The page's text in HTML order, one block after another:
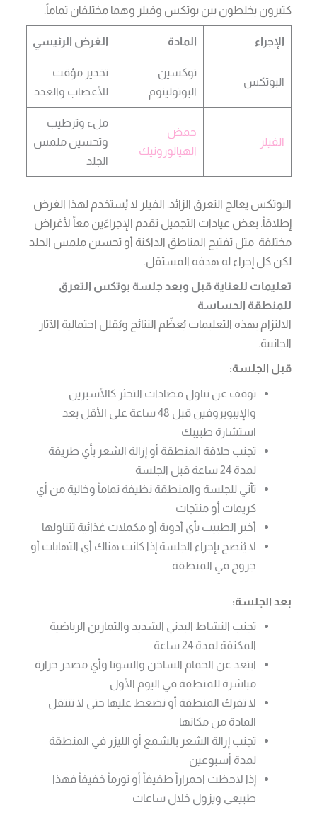
كثيرون يخلطون بين بوتكس وفيلر وهما مختلفان تماماً:
الإجراء المادة الغرض الرئيسي
البوتكس
توكسين
البوتولينوم
تخدير مؤقت
للأعصاب والغدد
الفيلر
حمض
الهيالورونيك
ملء وترطيب
وتحسين ملمس
الجلد
البوتكس يعالج التعرق الزائد. الفيلر لا يُستخدم لهذا الغرض
إطلاقاً. بعض عيادات التجميل تقدم الإجراءَين معاً لأغراض
مختلفة مثل تفتيح المناطق الداكنة أو تحسين ملمس الجلد
لكن كل إجراء له هدفه المستقل.
تعليمات للعناية قبل وبعد جلسة بوتكس التعرق
للمنطقة الحساسة
الالتزام بهذه التعليمات يُعظّم النتائج ويُقلل احتمالية الآثار
الجانبية.
قبل الجلسة:
توقف عن تناول مضادات التخثر كالأسبرين
والإيبوبروفين قبل 48 ساعة على الأقل بعد
استشارة طبيبك
تجنب حلاقة المنطقة أو إزالة الشعر بأي طريقة
لمدة 24 ساعة قبل الجلسة
تأتي للجلسة والمنطقة نظيفة تماماً وخالية من أي
كريمات أو منتجات
أخبر الطبيب بأي أدوية أو مكملات غذائية تتناولها
لا يُنصح بإجراء الجلسة إذا كانت هناك أي التهابات أو
جروح في المنطقة
بعد الجلسة:
تجنب النشاط البدني الشديد والتمارين الرياضية
المكثفة لمدة 24 ساعة
ابتعد عن الحمام الساخن والسونا وأي مصدر حرارة
مباشرة للمنطقة في اليوم الأول
لا تفرك المنطقة أو تضغط عليها حتى لا تنتقل
المادة من مكانها
تجنب إزالة الشعر بالشمع أو الليزر في المنطقة
لمدة أسبوعين
إذا لاحظت احمراراً طفيفاً أو تورماً خفيفاً فهذا
طبيعي ويزول خلال ساعات